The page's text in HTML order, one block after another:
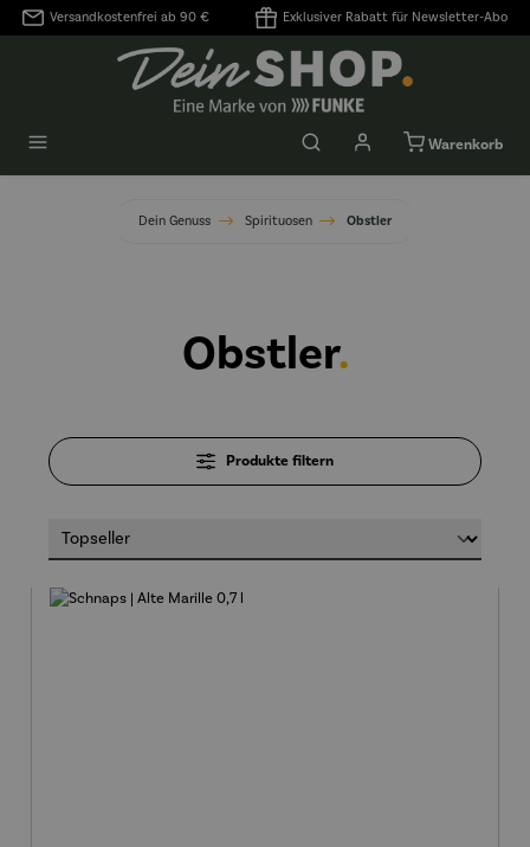
springen
Versandkostenfrei ab 90 € Exklusiver Rabatt für Newsletter-Abo
Warenkorb
Dein Genuss Spirituosen Obstler
Obstler.
Produkte filtern